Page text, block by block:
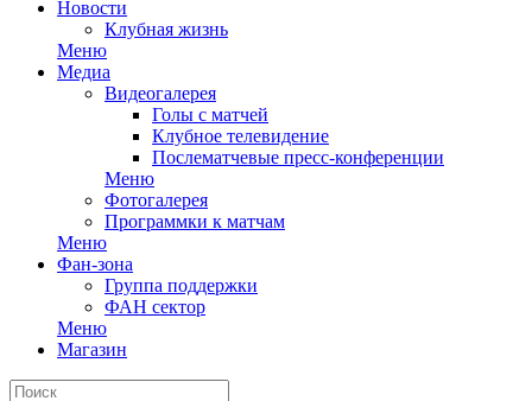
Новости
Клубная жизнь
Меню
Медиа
Видеогалерея
Голы с матчей
Клубное телевидение
Послематчевые пресс-конференции
Меню
Фотогалерея
Программки к матчам
Меню
Фан-зона
Группа поддержки
ФАН сектор
Меню
Магазин